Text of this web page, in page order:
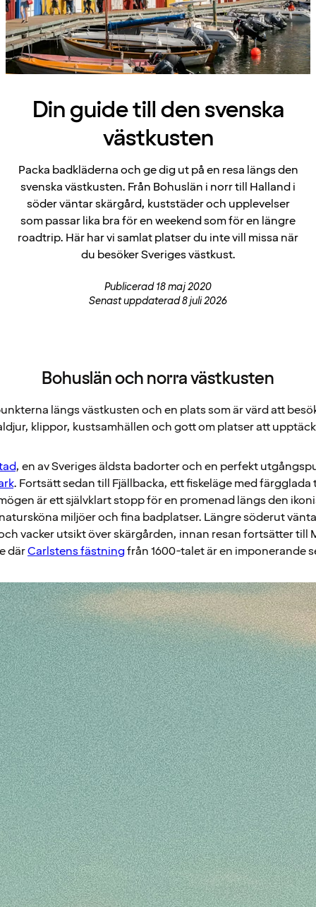
Din guide till den svenska
västkusten
Packa badkläderna och ge dig ut på en resa längs den
svenska västkusten. Från Bohuslän i norr till Halland i
söder väntar skärgård, kuststäder och upplevelser
som passar lika bra för en weekend som för en längre
roadtrip. Här har vi samlat platser du inte vill missa när
du besöker Sveriges västkust.
Publicerad 18 maj 2020
Senast uppdaterad 8 juli 2026
Bohuslän och norra västkusten
längs västkusten och en plats som är värd att
klippor, kustsamhällen och gott om platser att
, en av Sveriges äldsta badorter och en perfekt
. Fortsätt sedan till Fjällbacka, ett fiskeläge med
är ett självklart stopp för en promenad längs den
miljöer och fina badplatser. Längre söderut
vacker utsikt över skärgården, innan resan fortsätter till
därCarlstens fästningfrån 1600-talet är en imponerande